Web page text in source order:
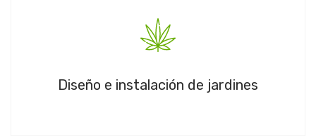
Diseño e instalación de jardines